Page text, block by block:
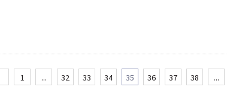
1 ... 32 33 34 35 36 37 38 ...